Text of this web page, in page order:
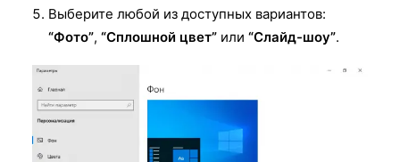
Выберите любой из доступных вариантов:
“Фото”, “Сплошной цвет” или “Слайд-шоу”.